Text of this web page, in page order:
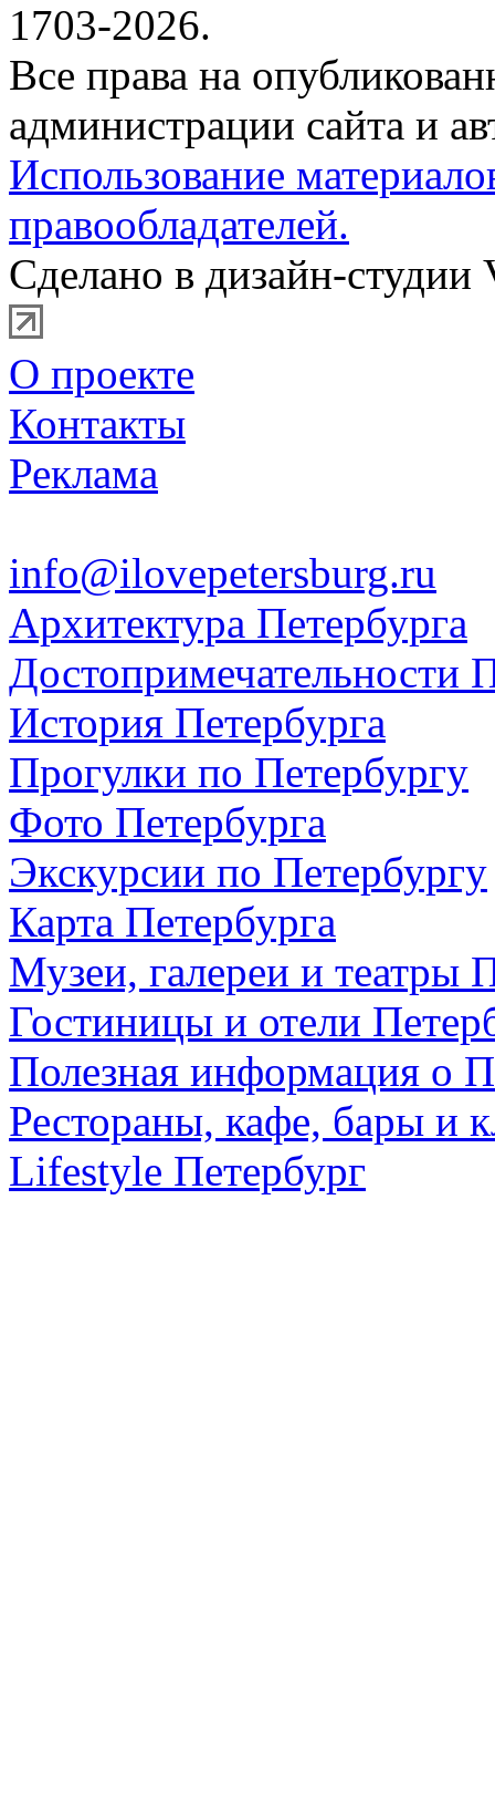
1703-2026.
Все права на
администрации сайта и
Использование
правообладателей.
Сделано в дизайн-студии
О проекте
Контакты
Реклама
info@ilovepetersburg.ru
Архитектура Петербурга
Достопримечательности
История Петербурга
Прогулки по Петербургу
Фото Петербурга
Экскурсии по Петербургу
Карта Петербурга
Музеи, галереи и театры
Гостиницы и отели
Полезная информация о
Рестораны, кафе, бары и
Lifestyle Петербург